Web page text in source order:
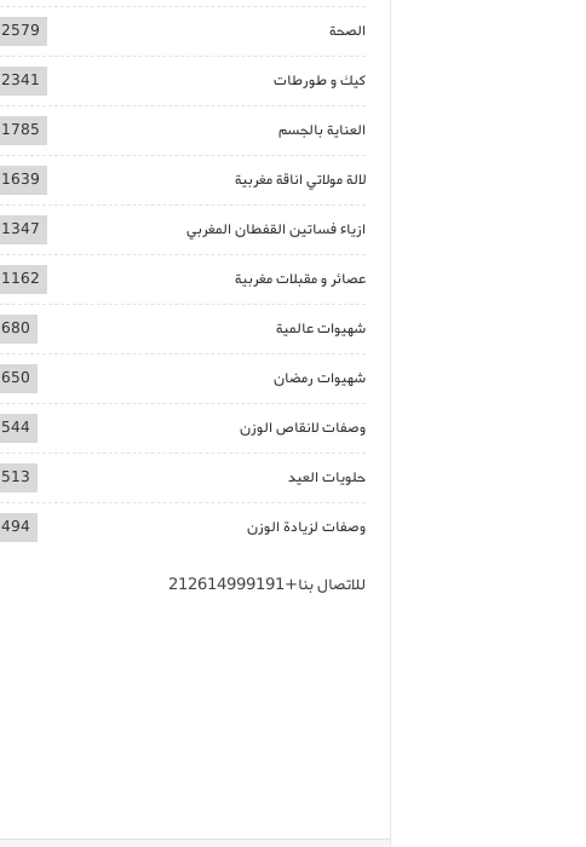
الصحة 2579
كيك و طورطات 2341
العناية بالجسم 1785
لالة مولاتي اناقة مغربية 1639
ازياء فساتين القفطان المغربي 1347
عصائر و مقبلات مغربية 1162
شهيوات عالمية 680
شهيوات رمضان 650
وصفات لانقاص الوزن 544
حلويات العيد 513
وصفات لزيادة الوزن 494
للاتصال بنا+212614999191